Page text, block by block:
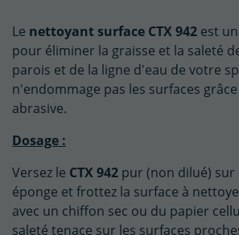
Le nettoyant surface CTX 942 est
pour éliminer la graisse et la saleté
parois et de la ligne d'eau de votre
n'endommage pas les surfaces
abrasive.
Dosage :
Versez le CTX 942 pur (non dilué)
éponge et frottez la surface à
avec un chiffon sec ou du papier
saleté tenace sur les surfaces